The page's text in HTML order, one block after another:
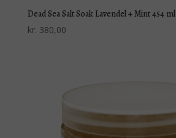
Dead Sea Salt Soak Lavendel + Mint 454 ml
kr. 380,00